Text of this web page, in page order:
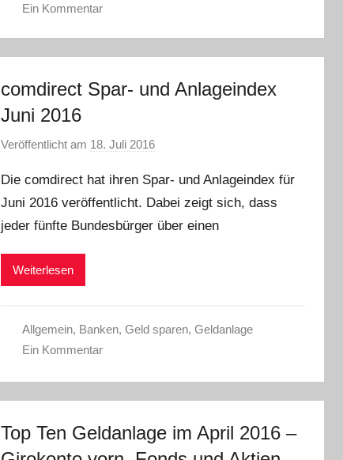
Ein Kommentar
comdirect Spar- und Anlageindex
Juni 2016
Veröffentlicht am 18. Juli 2016v
n
C
W
Die comdirect hat ihren Spar- und Anlageindex für
Juni 2016 veröffentlicht. Dabei zeigt sich, dass
jeder fünfte Bundesbürger über einen
Weiterlesen
Allgemein, Banken,Geld sparen,Geldanlage
Ein Kommentar
Top Ten Geldanlage im April 2016 –